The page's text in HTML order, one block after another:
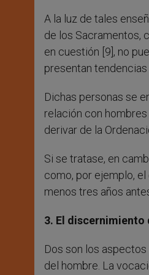
A la luz de tales
de los Sacramentos,
en cuestión [9], no
presentan
Dichas personas se
relación con
derivar de la
Si se tratase, en
como, por ejemplo,
menos tres años
3. El
Dos son los
del hombre. La